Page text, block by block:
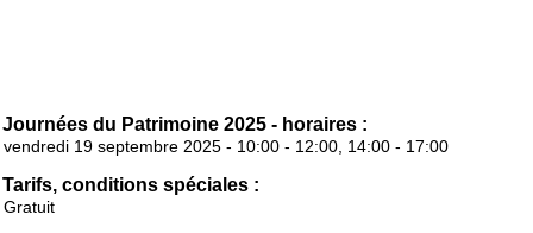
Journées du Patrimoine 2025 - horaires :
vendredi 19 septembre 2025 - 10:00 - 12:00, 14:00 - 17:00
Tarifs, conditions spéciales :
Gratuit